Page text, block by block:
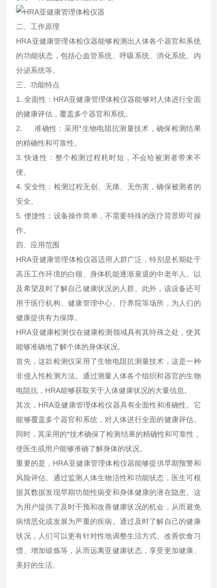
二、工作原理
HRA亚健康管理体检仪器能够检测出人体各个器官和系统
的功能状态，包括心血管系统、呼吸系统、消化系统、内
分泌系统等。
三、功能特点
1. 全面性：HRA亚健康管理体检仪器能够对人体进行全面
的健康评估，覆盖多个器官和系统。
2. 准确性：采用*生物电阻抗测量技术，确保检测结果
的精确性和可靠性。
3. 快速性：整个检测过程耗时短，不会给被测者带来不
便。
4. 安全性：检测过程无创、无痛、无伤害，确保被测者的
安全。
5. 便捷性：设备操作简单，不需要特殊的医疗背景即可操
作。
四、应用范围
HRA亚健康管理体检仪器适用人群广泛，特别是长期处于
高压工作环境的白领、身体机能逐渐衰退的中老年人、以
及希望及时了解自己健康状况的人群。此外，该设备还可
用于医疗机构、健康管理中心、疗养院等场所，为人们的
健康提供有力保障。
HRA亚健康检测仪在健康检测领域具有其特殊之处，使其
能够准确地了解个体的身体状况。
首先，这款检测仪采用了生物电阻抗测量技术，这是一种
非侵入性检测方法。通过测量人体各个组织和器官的生物
电阻抗，HRA能够获取关于人体健康状况的大量信息。
其次，HRA亚健康管理体检仪器具有全面性和准确性。它
能够覆盖多个器官和系统，对人体进行全面的健康评估。
同时，其采用的*技术确保了检测结果的精确性和可靠性，
使医生或用户能够准确了解身体的状况。
重要的是，HRA亚健康管理体检仪器能够提供早期预警和
风险评估。通过监测人体生物活性和功能状态，医生可根
据其数据发现早期功能性病变和身体健康的潜在隐患。这
为用户提供了及时干预和改善健康状况的机会，从而避免
病情恶化或发展为严重的疾病。通过及时了解自己的健康
状况，人们可以更有针对性地调整生活方式、改善饮食习
惯、增加锻炼等，从而远离亚健康状态，享受更加健康、
美好的生活。